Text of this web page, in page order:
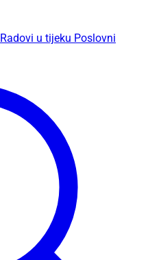
Radovi u tijeku Poslovni